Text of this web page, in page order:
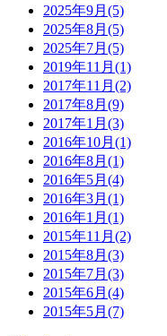
2025年9月(5)
2025年8月(5)
2025年7月(5)
2019年11月(1)
2017年11月(2)
2017年8月(9)
2017年1月(3)
2016年10月(1)
2016年8月(1)
2016年5月(4)
2016年3月(1)
2016年1月(1)
2015年11月(2)
2015年8月(3)
2015年7月(3)
2015年6月(4)
2015年5月(7)